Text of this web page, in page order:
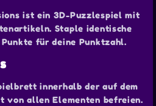
ist ein 3D-Puzzlespiel mit
Staple identische
für deine Punktzahl.
innerhalb der auf dem
von allen Elementen befreien.